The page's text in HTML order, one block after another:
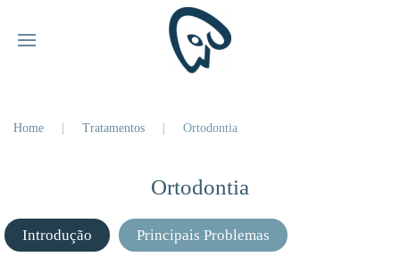
Home Tratamentos Ortodontia
Ortodontia
Introdução Principais Problemas